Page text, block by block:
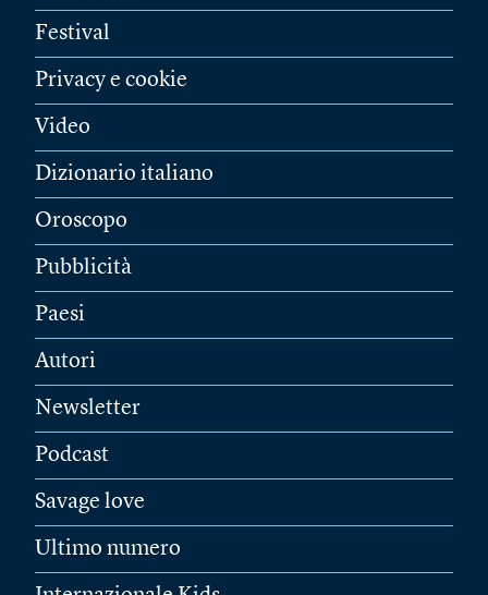
Festival
Privacy e cookie
Video
Dizionario italiano
Oroscopo
Pubblicità
Paesi
Autori
Newsletter
Podcast
Savage love
Ultimo numero